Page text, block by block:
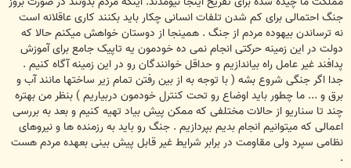
جنگ احتمالی برای کم شدن تلفات انسانی چکار باید بکنند کاری عاقلانه است
نه ترساندن بیهوده مردم از جنگ . همینجا از دوستان خواهش میکنم حالا که
دولت در این زمینه حرکتی انجام نمی ده خودمون یه تاپیک جامع برای آموزش
پدافند غیر عامل راه بیاندازیم و حداقل خوانندگان رو در این زمینه آگاه کنیم .
جدا اگر جنگی شروع بشه ( با توجه به از بین رفتن تمام زیر ساختها مانند آب و
برق و ... ما چطور باید اوضاع رو تحت کنترل خودمون دربیاریم ) بنظر من بهتره
چند تا سناریو از حالات مختلفی که ممکن پیش بیاد تهیه کنیم و بعد به بررسی
اعمالی که میتوانیم انجام بدیم بپردازیم . جنگ رو باید به رزمنده ها و نیروهای
نظامی سپرد ولی مقاومت در برابر شرایط غیر قابل پیش بینی بعهده مردم هست
.